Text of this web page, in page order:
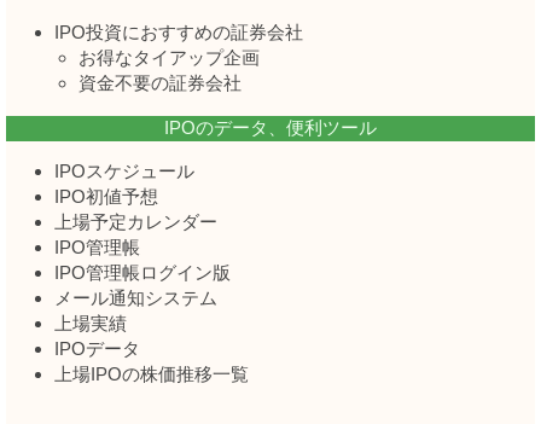
IPO投資におすすめの証券会社
お得なタイアップ企画
資金不要の証券会社
IPOのデータ、便利ツール
IPOスケジュール
IPO初値予想
上場予定カレンダー
IPO管理帳
IPO管理帳ログイン版
メール通知システム
上場実績
IPOデータ
上場IPOの株価推移一覧